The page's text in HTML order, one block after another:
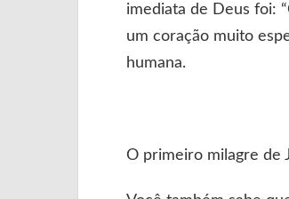
imediata de Deus foi:
um coração muito
humana.
O primeiro milagre de